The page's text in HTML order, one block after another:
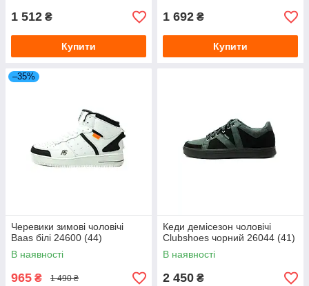
1 512 ₴
Купити
1 692 ₴
Купити
–35%
Черевики зимові чоловічі
Baas білі 24600 (44)
В наявності
965 ₴ 1 490 ₴
Кеди демісезон чоловічі
Clubshoes чорний 26044 (41)
В наявності
2 450 ₴